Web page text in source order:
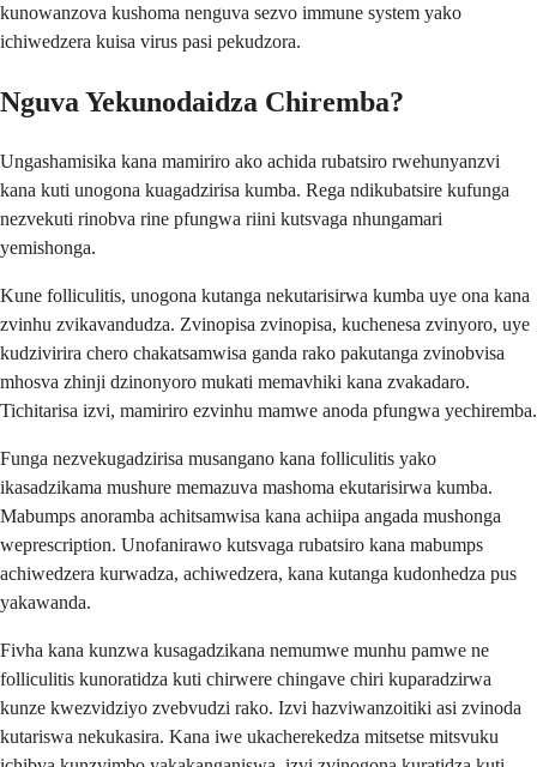
kunowanzova kushoma nenguva sezvo immune system yako
ichiwedzera kuisa virus pasi pekudzora.
Nguva Yekunodaidza Chiremba?
Ungashamisika kana mamiriro ako achida rubatsiro rwehunyanzvi
kana kuti unogona kuagadzirisa kumba. Rega ndikubatsire kufunga
nezvekuti rinobva rine pfungwa riini kutsvaga nhungamari
yemishonga.
Kune folliculitis, unogona kutanga nekutarisirwa kumba uye ona kana
zvinhu zvikavandudza. Zvinopisa zvinopisa, kuchenesa zvinyoro, uye
kudzivirira chero chakatsamwisa ganda rako pakutanga zvinobvisa
mhosva zhinji dzinonyoro mukati memavhiki kana zvakadaro.
Tichitarisa izvi, mamiriro ezvinhu mamwe anoda pfungwa yechiremba.
Funga nezvekugadzirisa musangano kana folliculitis yako
ikasadzikama mushure memazuva mashoma ekutarisirwa kumba.
Mabumps anoramba achitsamwisa kana achiipa angada mushonga
weprescription. Unofanirawo kutsvaga rubatsiro kana mabumps
achiwedzera kurwadza, achiwedzera, kana kutanga kudonhedza pus
yakawanda.
Fivha kana kunzwa kusagadzikana nemumwe munhu pamwe ne
folliculitis kunoratidza kuti chirwere chingave chiri kuparadzirwa
kunze kwezvidziyo zvebvudzi rako. Izvi hazviwanzoitiki asi zvinoda
kutariswa nekukasira. Kana iwe ukacherekedza mitsetse mitsvuku